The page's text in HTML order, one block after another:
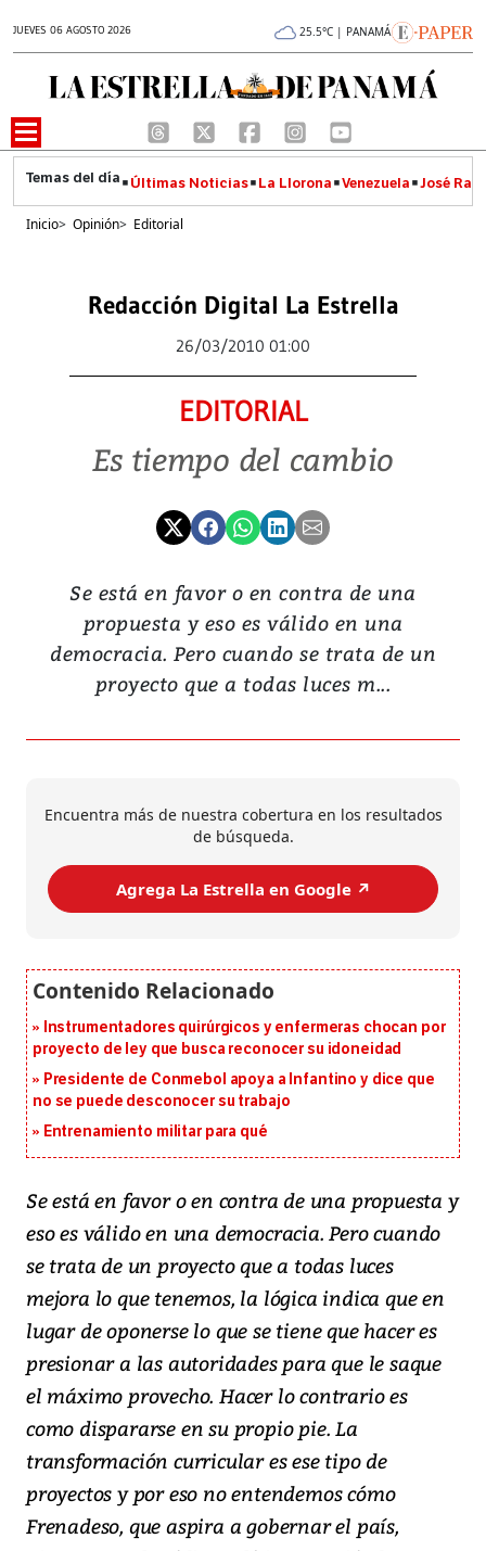
JUEVES 06 AGOSTO 2026 25.5°C | PANAMÁ
Últimas Noticias La Llorona Venezuela José
Inicio> Opinión> Editorial
Redacción Digital La Estrella
26/03/2010 01:00
EDITORIAL
Es tiempo del cambio
Se está en favor o en contra de una
propuesta y eso es válido en una
democracia. Pero cuando se trata de un
proyecto que a todas luces m...
Encuentra más de nuestra cobertura en los resultados
de búsqueda.
Agrega La Estrella en Google ↗️
Instrumentadores quirúrgicos y enfermeras chocan por
proyecto de ley que busca reconocer su idoneidad
Presidente de Conmebol apoya a Infantino y dice que
no se puede desconocer su trabajo
Entrenamiento militar para qué
Se está en favor o en contra de una propuesta y
eso es válido en una democracia. Pero cuando
se trata de un proyecto que a todas luces
mejora lo que tenemos, la lógica indica que en
lugar de oponerse lo que se tiene que hacer es
presionar a las autoridades para que le saque
el máximo provecho. Hacer lo contrario es
como dispararse en su propio pie. La
transformación curricular es ese tipo de
proyectos y por eso no entendemos cómo
Frenadeso, que aspira a gobernar el país,